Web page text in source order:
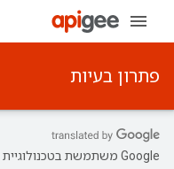
פתרון בעיות